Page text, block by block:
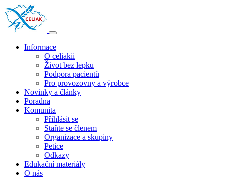
Informace
O celiakii
Život bez lepku
Podpora pacientů
Pro provozovny a výrobce
Novinky a články
Poradna
Komunita
Přihlásit se
Staňte se členem
Organizace a skupiny
Petice
Odkazy
Edukační materiály
O nás